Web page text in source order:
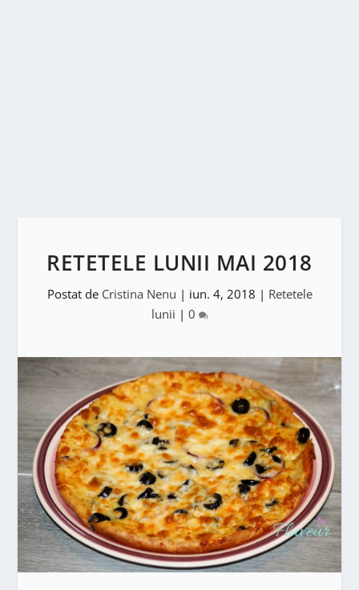
RETETELE LUNII MAI 2018
Postat de Cristina Nenu | iun. 4, 2018 | Retetele
lunii | 0